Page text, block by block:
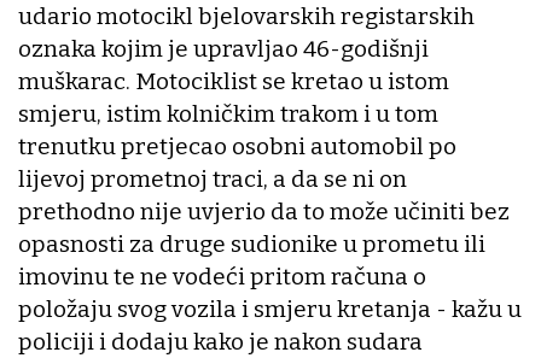
udario motocikl bjelovarskih registarskih
oznaka kojim je upravljao 46-godišnji
muškarac. Motociklist se kretao u istom
smjeru, istim kolničkim trakom i u tom
trenutku pretjecao osobni automobil po
lijevoj prometnoj traci, a da se ni on
prethodno nije uvjerio da to može učiniti bez
opasnosti za druge sudionike u prometu ili
imovinu te ne vodeći pritom računa o
položaju svog vozila i smjeru kretanja - kažu u
policiji i dodaju kako je nakon sudara